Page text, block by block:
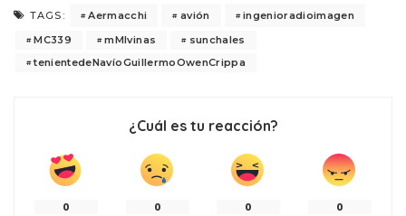
TAGS: Aermacchi avión
ingenioradioimagen
MC339
mMlvinas
sunchales
tenientedeNavíoGuillermoOwenCrippa
¿Cuál es tu reacción?
0 0 0 0